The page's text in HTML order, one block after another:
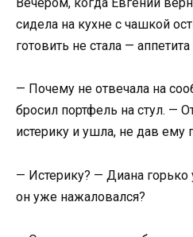
сидела на кухне с чашкой
готовить не стала —
— Почему не отвечала на
бросил портфель на стул. —
истерику и ушла, не дав ему
— Истерику? — Диана горько
он уже нажаловался?